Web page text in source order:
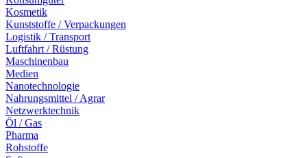
Kosmetik
Kunststoffe / Verpackungen
Logistik / Transport
Luftfahrt / Rüstung
Maschinenbau
Medien
Nanotechnologie
Nahrungsmittel / Agrar
Netzwerktechnik
Öl / Gas
Pharma
Rohstoffe